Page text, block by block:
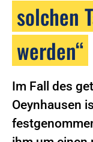
solchen
werden“
Im Fall des
Oeynhausen